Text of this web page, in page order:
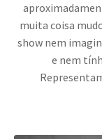
muita coisa
show nem
e nem